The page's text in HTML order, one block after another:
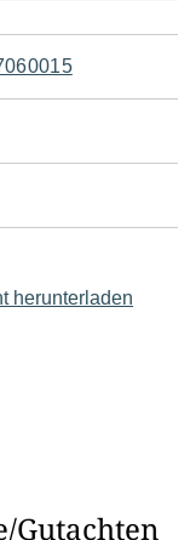
herunterladen
Gutachten